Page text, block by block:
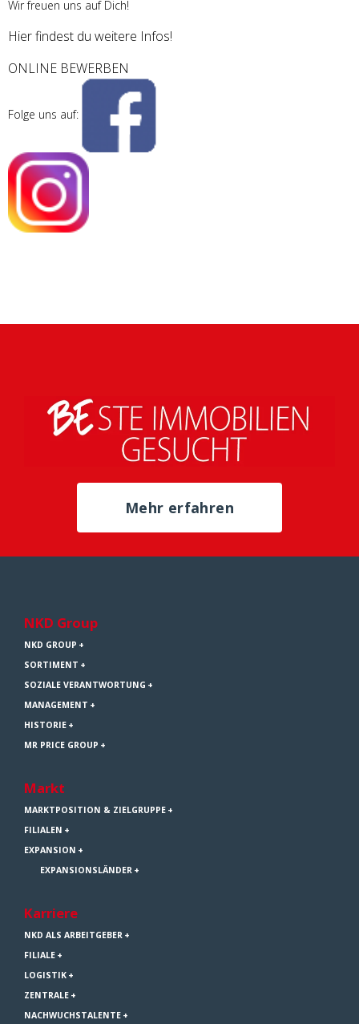
Wir freuen uns auf Dich!
Hier findest du weitere Infos!
ONLINE BEWERBEN
Folge uns auf:
Mehr erfahren
NKD Group
NKD GROUP
SORTIMENT
SOZIALE VERANTWORTUNG
MANAGEMENT
HISTORIE
MR PRICE GROUP
Markt
MARKTPOSITION & ZIELGRUPPE
FILIALEN
EXPANSION
EXPANSIONSLÄNDER
Karriere
NKD ALS ARBEITGEBER
FILIALE
LOGISTIK
ZENTRALE
NACHWUCHSTALENTE